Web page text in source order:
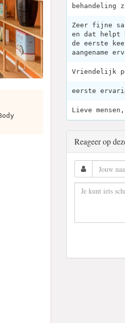
Zeer fijne
en dat helpt
de eerste
aangename
Vriendelijk
eerste
Lieve
Reageer op